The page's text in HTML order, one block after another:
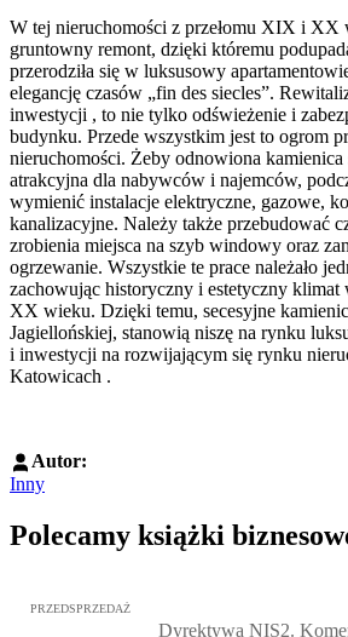
W tej nieruchomości z przełomu XIX i XX
gruntowny remont, dzięki któremu
przerodziła się w luksusowy
elegancję czasów „fin des siecles”.
inwestycji , to nie tylko odświeżenie i
budynku. Przede wszystkim jest to ogrom
nieruchomości. Żeby odnowiona kamienica
atrakcyjna dla nabywców i najemców,
wymienić instalacje elektryczne, gazowe,
kanalizacyjne. Należy także przebudować
zrobienia miejsca na szyb windowy oraz
ogrzewanie. Wszystkie te prace należało
zachowując historyczny i estetyczny klimat
XX wieku. Dzięki temu, secesyjne
Jagiellońskiej, stanowią niszę na rynku
i inwestycji na rozwijającym się rynku
Katowicach .
Autor:
Inny
Polecamy książki
Przejdź do: Dyrektywa NIS2.
PRZEDSPRZEDAŻ
Dyrektywa NIS2.